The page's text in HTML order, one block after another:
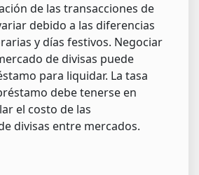
de las transacciones de
debido a las diferencias
y días festivos. Negociar
de divisas puede
para liquidar. La tasa
debe tenerse en
el costo de las
divisas entre mercados.